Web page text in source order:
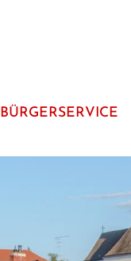
BÜRGERSERVICE